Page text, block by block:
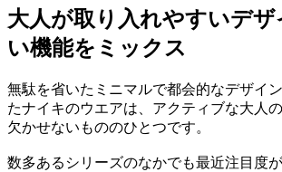
大人が取り入れやすいデザ
い機能をミックス
無駄を省いたミニマルで都会的なデザイ
たナイキのウエアは、アクティブな大人
欠かせないもののひとつです。
数多あるシリーズのなかでも最近注目度